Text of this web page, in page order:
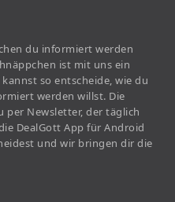
du informiert werden
ist mit uns ein
so entscheide, wie du
werden willst. Die
per Newsletter, der täglich
DealGott App für Android
und wir bringen dir die